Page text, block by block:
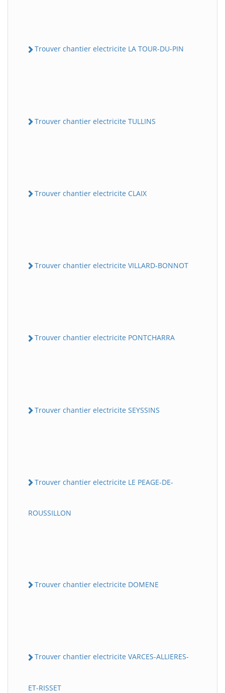
Trouver chantier electricite LA TOUR-DU-PIN
Trouver chantier electricite TULLINS
Trouver chantier electricite CLAIX
Trouver chantier electricite VILLARD-BONNOT
Trouver chantier electricite PONTCHARRA
Trouver chantier electricite SEYSSINS
Trouver chantier electricite LE PEAGE-DE-
ROUSSILLON
Trouver chantier electricite DOMENE
Trouver chantier electricite VARCES-ALLIERES-
ET-RISSET